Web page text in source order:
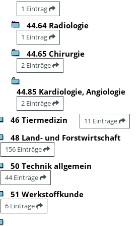
1 Eintrag
44.64 Radiologie
1 Eintrag
44.65 Chirurgie
2 Einträge
44.85 Kardiologie, Angiologie
2 Einträge
46 Tiermedizin 11 Einträge
48 Land- und Forstwirtschaft
156 Einträge
50 Technik allgemein
44 Einträge
51 Werkstoffkunde
6 Einträge